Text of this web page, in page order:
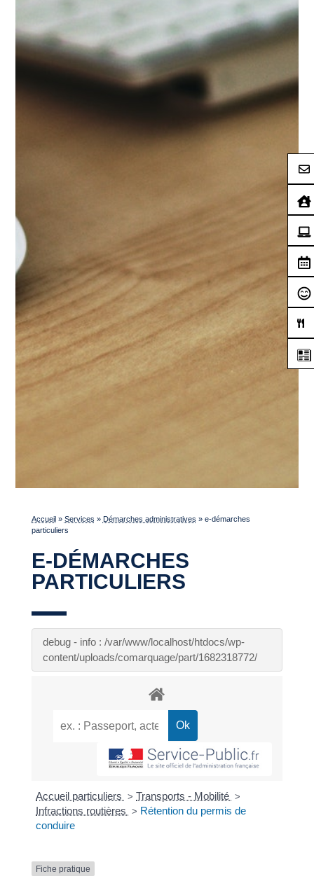
Accueil» Services » Démarches administratives » e-démarches
particuliers
E-DÉMARCHES
PARTICULIERS
debug - info : /var/www/localhost/htdocs/wp-
content/uploads/comarquage/part/1682318772/
Accueil particuliers > Transports - Mobilité >
Infractions routières > Rétention du permis de
conduire
Fiche pratique